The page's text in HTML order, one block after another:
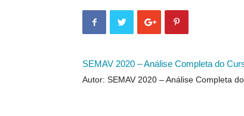
SEMAV 2020 – Análise Completa do
Autor: SEMAV 2020 – Análise Completa